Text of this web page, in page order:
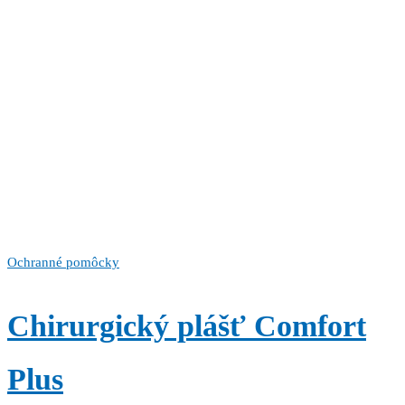
Ochranné pomôcky
Chirurgický plášť Comfort
Plus